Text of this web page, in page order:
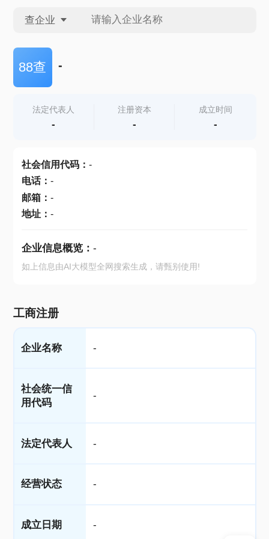
查企业
查企业
查产地
88查 -
法定代表人
-
注册资本
-
成立时间
-
社会信用代码： -
电话： -
邮箱： -
地址： -
企业信息概览： -
如上信息由AI大模型全网搜索生成，请甄别使用!
工商注册
企业名称 -
社会统一信
用代码
-
法定代表人 -
经营状态 -
成立日期 -